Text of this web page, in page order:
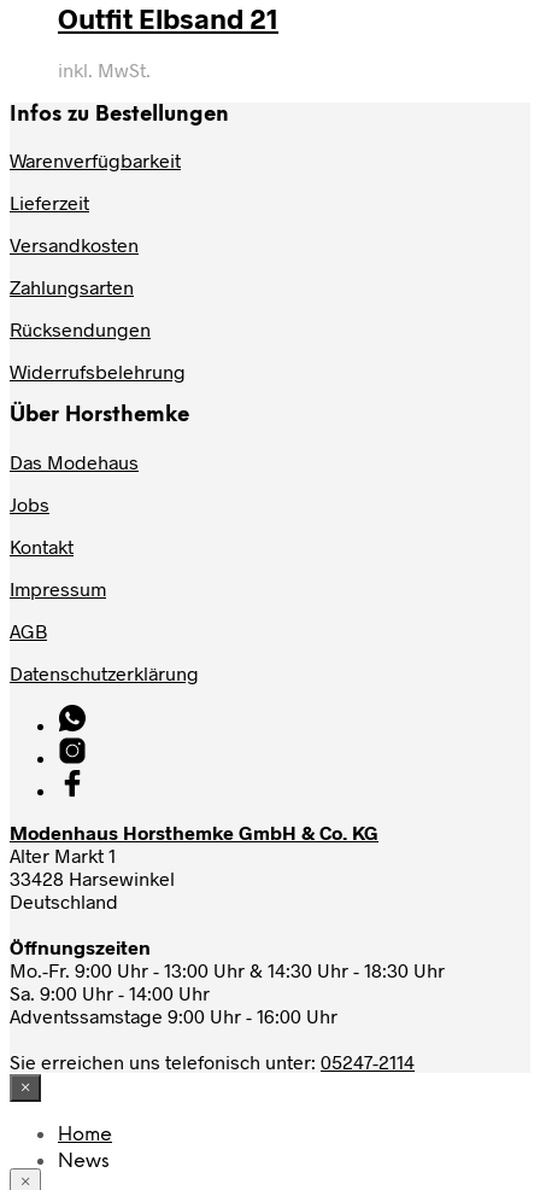
Outfit Elbsand 21
inkl. MwSt.
Infos zu Bestellungen
Warenverfügbarkeit
Lieferzeit
Versandkosten
Zahlungsarten
Rücksendungen
Widerrufsbelehrung
Über Horsthemke
Das Modehaus
Jobs
Kontakt
Impressum
AGB
Datenschutzerklärung
Modenhaus Horsthemke GmbH & Co. KG
Alter Markt 1
33428 Harsewinkel
Deutschland
Öffnungszeiten
Mo.-Fr. 9:00 Uhr - 13:00 Uhr & 14:30 Uhr - 18:30 Uhr
Sa. 9:00 Uhr - 14:00 Uhr
Adventssamstage 9:00 Uhr - 16:00 Uhr
Sie erreichen uns telefonisch unter: 05247-2114
×
Home
News
×